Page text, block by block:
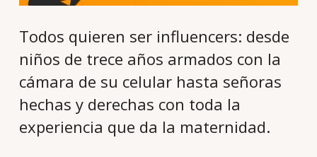
Todos quieren ser influencers: desde
niños de trece años armados con la
cámara de su celular hasta señoras
hechas y derechas con toda la
experiencia que da la maternidad.